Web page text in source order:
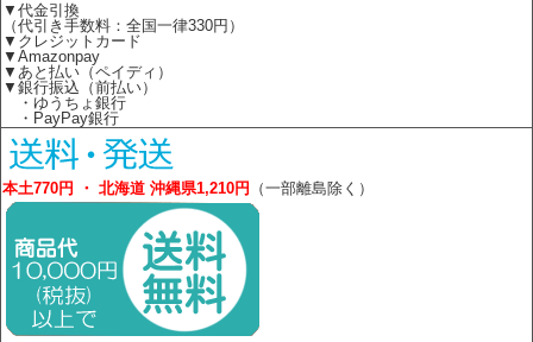
▼代金引換
（代引き手数料：全国一律330円）
▼クレジットカード
▼Amazonpay
▼あと払い（ペイディ）
▼銀行振込（前払い）
・ゆうちょ銀行
・PayPay銀行
本土770円 ・ 北海道 沖縄県1,210円 （一部離島除く）